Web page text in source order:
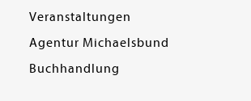
Veranstaltungen
Agentur Michaelsbund
Buchhandlung